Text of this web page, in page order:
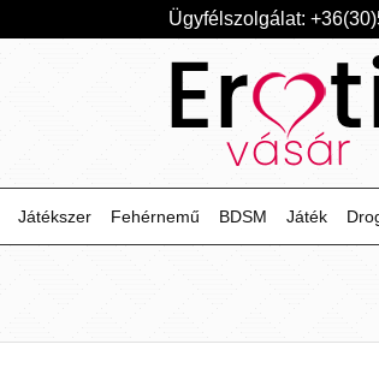
Ügyfélszolgálat:
Játékszer Fehérnemű BDSM Játék